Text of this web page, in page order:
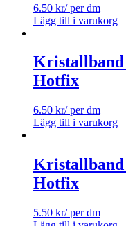
6.50 kr/ per dm
Lägg till i varukorg
Kristallband
Hotfix
6.50 kr/ per dm
Lägg till i varukorg
Hotfix
5.50 kr/ per dm